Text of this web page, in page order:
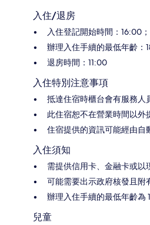
入住/退房
入住登記開始時間：16:00
辦理入住手續的最低年齡：
退房時間：11:00
入住特別注意事項
抵達住宿時櫃台會有服務人
此住宿恕不在營業時間以外
住宿提供的資訊可能經由自
入住須知
需提供信用卡、金融卡或以
可能需要出示政府核發且附
辦理入住手續的最低年齡為
兒童